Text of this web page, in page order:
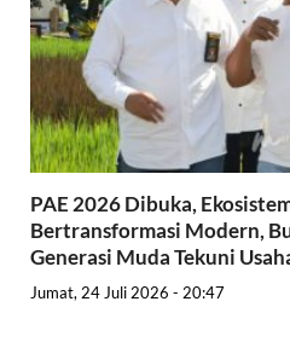
PAE 2026 Dibuka,
Bertransformasi Modern,
Generasi Muda Tekuni
Jumat, 24 Juli 2026 - 20:47